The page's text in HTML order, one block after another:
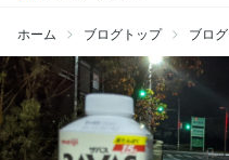
ホーム ブログトップ ブログ